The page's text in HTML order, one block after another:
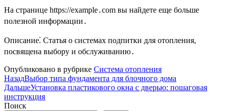
На странице https://example․com вы найдете еще больше
полезной информации․
Описание⁚ Статья о системах подпитки для отопления,
посвящена выбору и обслуживанию․
Опубликовано в рубрике Система отопления
НазадВыбор типа фундамента для блочного дома
ДальшеУстановка пластикового окна с дверью: пошаговая
инструкция
Поиск